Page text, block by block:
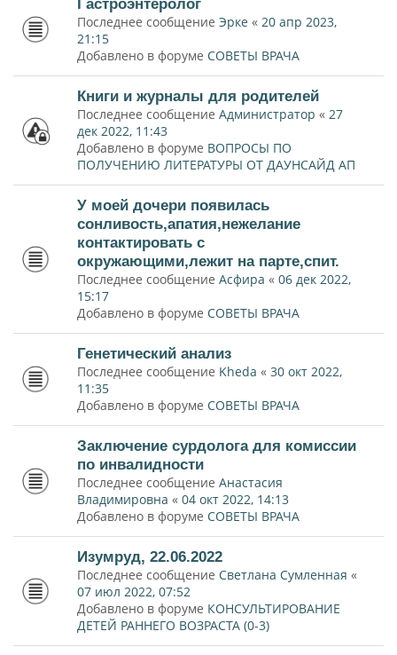
Последнее сообщение Эрке « 20 апр 2023,
21:15
Добавлено в форуме СОВЕТЫ ВРАЧА
Книги и журналы для родителей
Последнее сообщение Администратор « 27
дек 2022, 11:43
Добавлено в форуме ВОПРОСЫ ПО
ПОЛУЧЕНИЮ ЛИТЕРАТУРЫ ОТ ДАУНСАЙД АП
У моей дочери появилась
сонливость,апатия,нежелание
контактировать с
окружающими,лежит на парте,спит.
Последнее сообщение Асфира « 06 дек 2022,
15:17
Добавлено в форуме СОВЕТЫ ВРАЧА
Генетический анализ
Последнее сообщение Kheda « 30 окт 2022,
11:35
Добавлено в форуме СОВЕТЫ ВРАЧА
Заключение сурдолога для комиссии
по инвалидности
Последнее сообщение Анастасия
Владимировна « 04 окт 2022, 14:13
Добавлено в форуме СОВЕТЫ ВРАЧА
Изумруд, 22.06.2022
Последнее сообщение Светлана Сумленная «
07 июл 2022, 07:52
Добавлено в форуме КОНСУЛЬТИРОВАНИЕ
ДЕТЕЙ РАННЕГО ВОЗРАСТА (0-3)